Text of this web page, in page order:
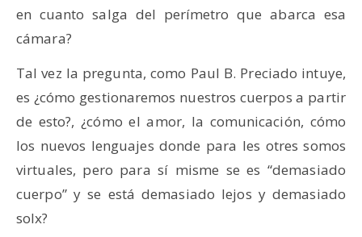
en cuanto salga del perímetro que abarca esa
cámara?
Tal vez la pregunta, como Paul B. Preciado intuye,
es ¿cómo gestionaremos nuestros cuerpos a partir
de esto?, ¿cómo el amor, la comunicación, cómo
los nuevos lenguajes donde para les otres somos
virtuales, pero para sí misme se es “demasiado
cuerpo” y se está demasiado lejos y demasiado
solx?